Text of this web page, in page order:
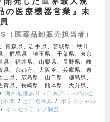
の医療機器営業』未
（医薬品卸販売担当者）
青森県、岩手県、宮城県、秋田
、群馬県、埼玉県、千葉県、東京
、福井県、山梨県、長野県、岐
県、京都府、大阪府、兵庫県、奈
県、広島県、山口県、徳島県、
県、長崎県、熊本県、大分県、
海外展開あり（日系グローバル企
不問 土日祝休み
ポテンシャル
インセンティブ制度